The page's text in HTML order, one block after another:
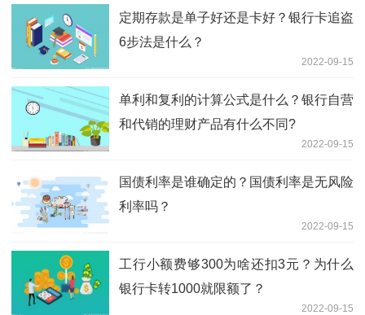
定期存款是单子好还是卡好？银行卡追盗
6步法是什么？
2022-09-15
单利和复利的计算公式是什么？银行自营
和代销的理财产品有什么不同?
2022-09-15
国债利率是谁确定的？国债利率是无风险
利率吗？
2022-09-15
工行小额费够300为啥还扣3元？为什么
银行卡转1000就限额了？
2022-09-15